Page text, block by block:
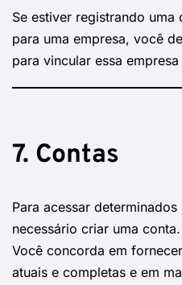
Se estiver registrando
para uma empresa, você
para vincular essa
7. Contas
Para acessar
necessário criar uma conta.
Você concorda em
atuais e completas e em